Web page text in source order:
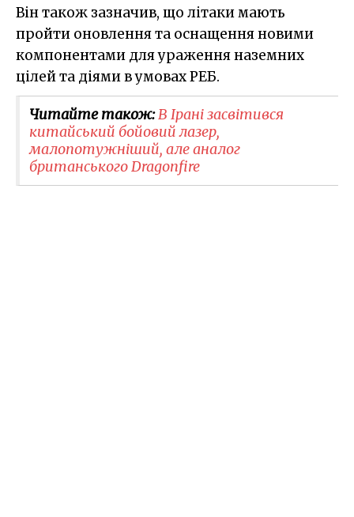
Він також зазначив, що літаки мають
пройти оновлення та оснащення новими
компонентами для ураження наземних
цілей та діями в умовах РЕБ.
Читайте також:В Ірані засвітився
китайський бойовий лазер,
малопотужніший, але аналог
британського Dragonfire